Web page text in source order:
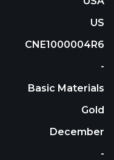
US
CNE1000004R6
-
Basic Materials
Gold
December
-